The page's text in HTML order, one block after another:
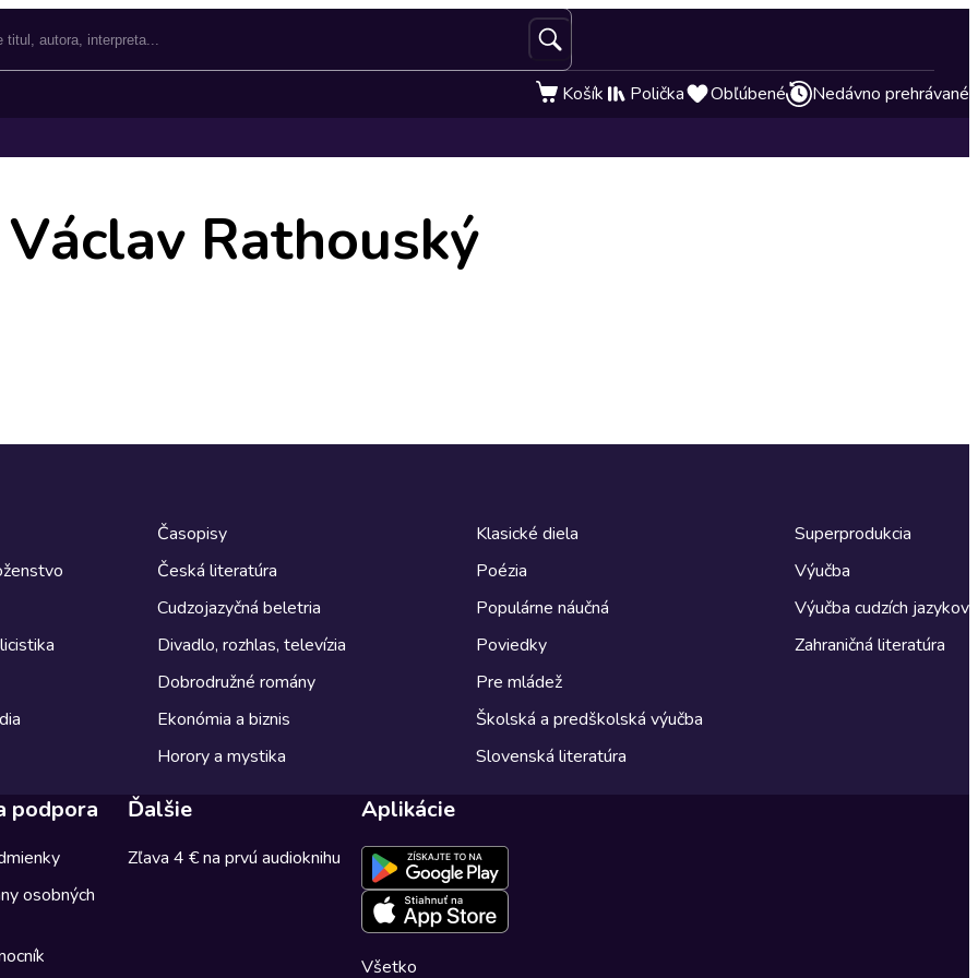
Košík Polička Obľúbené Nedávno prehrávané
Václav Rathouský
Časopisy
Česká literatúra
Cudzojazyčná beletria
Divadlo, rozhlas, televízia
Dobrodružné romány
Ekonómia a biznis
Horory a mystika
Klasické diela
Poézia
Populárne náučná
Poviedky
Pre mládež
Školská a predškolská výučba
Slovenská literatúra
Superprodukcia
Výučba
Výučba cudzích jazykov
Zahraničná literatúra
podpora
osobných
Ďalšie
Zľava 4 € na prvú audioknihu
Aplikácie
Všetko